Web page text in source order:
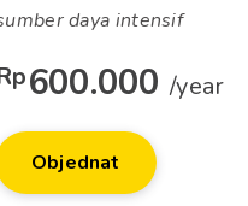
daya intensif
600.000/year
Objednat